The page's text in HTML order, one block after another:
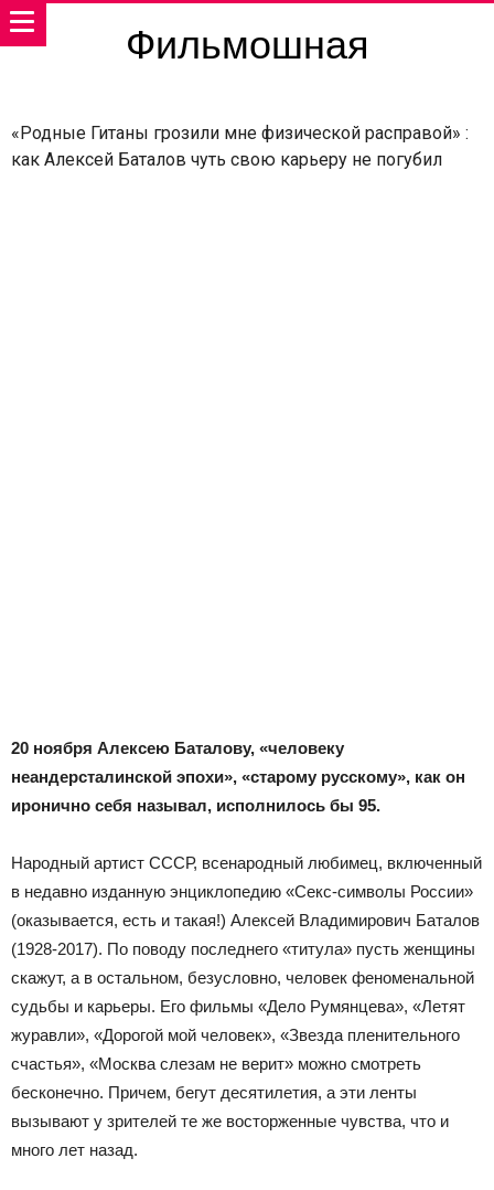
Фильмошная
«Родные Гитаны грозили мне физической расправой» :
как Алексей Баталов чуть свою карьеру не погубил
20 ноября Алексею Баталову, «человеку
неандерсталинской эпохи», «старому русскому», как он
иронично себя называл, исполнилось бы 95.
Народный артист СССР, всенародный любимец, включенный
в недавно изданную энциклопедию «Секс-символы России»
(оказывается, есть и такая!) Алексей Владимирович Баталов
(1928-2017). По поводу последнего «титула» пусть женщины
скажут, а в остальном, безусловно, человек феноменальной
судьбы и карьеры. Его фильмы «Дело Румянцева», «Летят
журавли», «Дорогой мой человек», «Звезда пленительного
счастья», «Москва слезам не верит» можно смотреть
бесконечно. Причем, бегут десятилетия, а эти ленты
вызывают у зрителей те же восторженные чувства, что и
много лет назад.